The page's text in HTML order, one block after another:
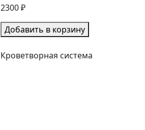
2300 ₽
Добавить в корзину
Кроветворная система